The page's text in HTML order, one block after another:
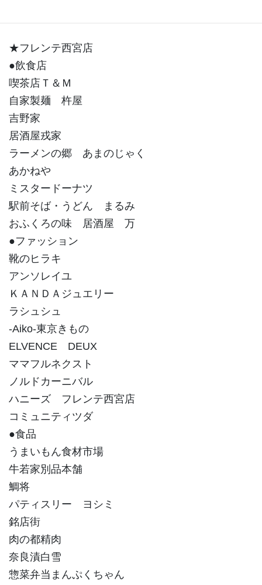
★フレンテ西宮店
●飲食店
喫茶店Ｔ＆Ｍ
自家製麺 杵屋
吉野家
居酒屋戎家
ラーメンの郷 あまのじゃく
あかねや
ミスタードーナツ
駅前そば・うどん まるみ
おふくろの味 居酒屋 万
●ファッション
靴のヒラキ
アンソレイユ
ＫＡＮＤＡジュエリー
ラシュシュ
-Aiko-東京きもの
ELVENCE DEUX
ママフルネクスト
ノルドカーニバル
ハニーズ フレンテ西宮店
コミュニティツダ
●食品
うまいもん食材市場
牛若家別品本舗
鯛将
パティスリー ヨシミ
銘店街
肉の都精肉
奈良漬白雪
惣菜弁当まんぷくちゃん